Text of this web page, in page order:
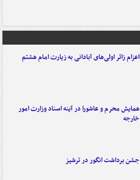
اعزام زائر اولی‌های آبادانی به زیارت امام هشتم
همایش محرم و عاشورا در آینه اسناد وزارت امور
خارجه
جشن برداشت انگور در ترشیز